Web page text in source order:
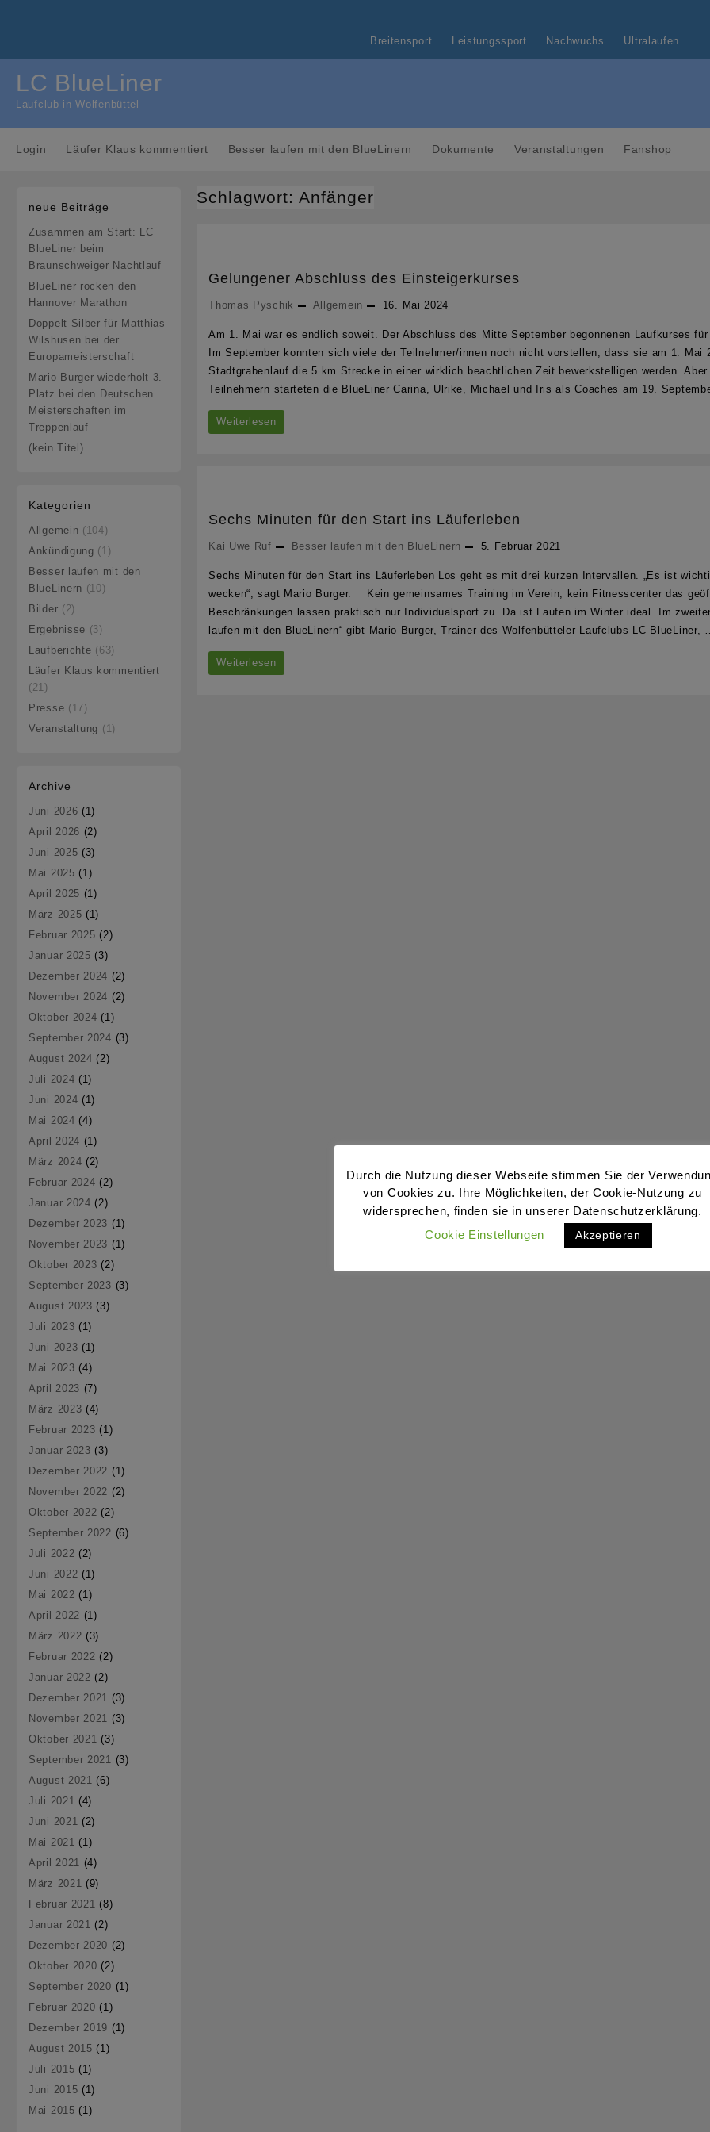
Breitensport Leistungssport Nachwuchs Ultralaufen
LC BlueLiner
Laufclub in Wolfenbüttel
Login Läufer Klaus kommentiert Besser laufen mit den BlueLinern Dokumente Veranstaltungen Fanshop
neue Beiträge
Zusammen am Start: LC
BlueLiner beim
Braunschweiger Nachtlauf
BlueLiner rocken den
Hannover Marathon
Doppelt Silber für Matthias
Wilshusen bei der
Europameisterschaft
Mario Burger wiederholt 3.
Platz bei den Deutschen
Meisterschaften im
Treppenlauf
(kein Titel)
Kategorien
Allgemein (104)
Ankündigung (1)
Besser laufen mit den
BlueLinern (10)
Bilder (2)
Ergebnisse (3)
Laufberichte (63)
Läufer Klaus kommentiert
(21)
Presse (17)
Veranstaltung (1)
Archive
Juni 2026 (1)
April 2026 (2)
Juni 2025 (3)
Mai 2025 (1)
April 2025 (1)
März 2025 (1)
Februar 2025 (2)
Januar 2025 (3)
Dezember 2024 (2)
November 2024 (2)
Oktober 2024 (1)
September 2024 (3)
August 2024 (2)
Juli 2024 (1)
Juni 2024 (1)
Mai 2024 (4)
April 2024 (1)
März 2024 (2)
Februar 2024 (2)
Januar 2024 (2)
Dezember 2023 (1)
November 2023 (1)
Oktober 2023 (2)
September 2023 (3)
August 2023 (3)
Juli 2023 (1)
Juni 2023 (1)
Mai 2023 (4)
April 2023 (7)
März 2023 (4)
Februar 2023 (1)
Januar 2023 (3)
Dezember 2022 (1)
November 2022 (2)
Oktober 2022 (2)
September 2022 (6)
Juli 2022 (2)
Juni 2022 (1)
Mai 2022 (1)
April 2022 (1)
März 2022 (3)
Februar 2022 (2)
Januar 2022 (2)
Dezember 2021 (3)
November 2021 (3)
Oktober 2021 (3)
September 2021 (3)
August 2021 (6)
Juli 2021 (4)
Juni 2021 (2)
Mai 2021 (1)
April 2021 (4)
März 2021 (9)
Februar 2021 (8)
Januar 2021 (2)
Dezember 2020 (2)
Oktober 2020 (2)
September 2020 (1)
Februar 2020 (1)
Dezember 2019 (1)
August 2015 (1)
Juli 2015 (1)
Juni 2015 (1)
Mai 2015 (1)
Schlagwort:Anfänger
Gelungener Abschluss des Einsteigerkurses
Thomas Pyschik Allgemein 16. Mai 2024
Am 1. Mai war es endlich soweit. Der Abschluss des Mitte September begonnenen Laufkurses
Im September konnten sich viele der Teilnehmer/innen noch nicht vorstellen, dass sie am 1. Mai
Stadtgrabenlauf die 5 km Strecke in einer wirklich beachtlichen Zeit bewerkstelligen werden.
Teilnehmern starteten die BlueLiner Carina, Ulrike, Michael und Iris als Coaches am 19.
Gelungener
Weiterlesen
Sechs Minuten für den Start ins Läuferleben
Kai Uwe Ruf Besser laufen mit den BlueLinern 5. Februar 2021
Sechs Minuten für den Start ins Läuferleben Los geht es mit drei kurzen Intervallen. „Es ist
wecken“, sagt Mario Burger. Kein gemeinsames Training im Verein, kein Fitnesscenter das
Beschränkungen lassen praktisch nur Individualsport zu. Da ist Laufen im Winter ideal. Im
laufen mit den BlueLinern“ gibt Mario Burger, Trainer des Wolfenbütteler Laufclubs LC BlueLiner,
Sechs
Weiterlesen
Durch die Nutzung dieser Webseite stimmen Sie der
von Cookies zu. Ihre Möglichkeiten, der Cookie-Nutzung zu
widersprechen, finden sie in unserer Datenschutzerklärung.
Cookie Einstellungen
Akzeptieren